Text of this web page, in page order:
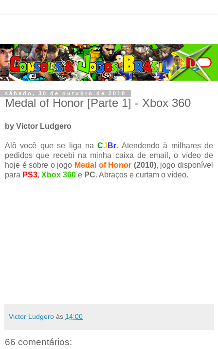
sábado, 30 de outubro de 2010
Medal of Honor [Parte 1] - Xbox 360
by Victor Ludgero
Alô você que se liga naCJ Br. Atendendo à milhares de
pedidos que recebi na minha caixa de email, o vídeo de
hoje é sobre o jogo Medal of Honor (2010), jogo disponível
para PS3, Xbox 360 e PC. Abraços e curtam o vídeo.
Victor Ludgero às 14:00
66 comentários: